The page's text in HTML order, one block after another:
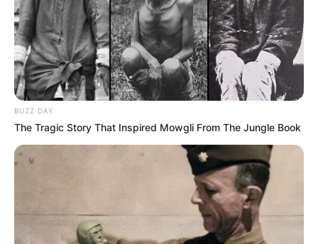
BUZZ DAY
The Tragic Story That Inspired Mowgli From The Jungle Book